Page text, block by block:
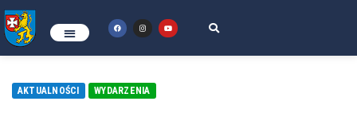
AKTUALNOŚCI WYDARZENIA